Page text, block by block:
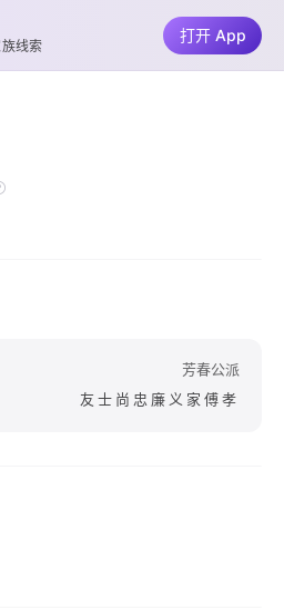
芳春公派
友士尚忠廉义家傅孝
线索
打开 App